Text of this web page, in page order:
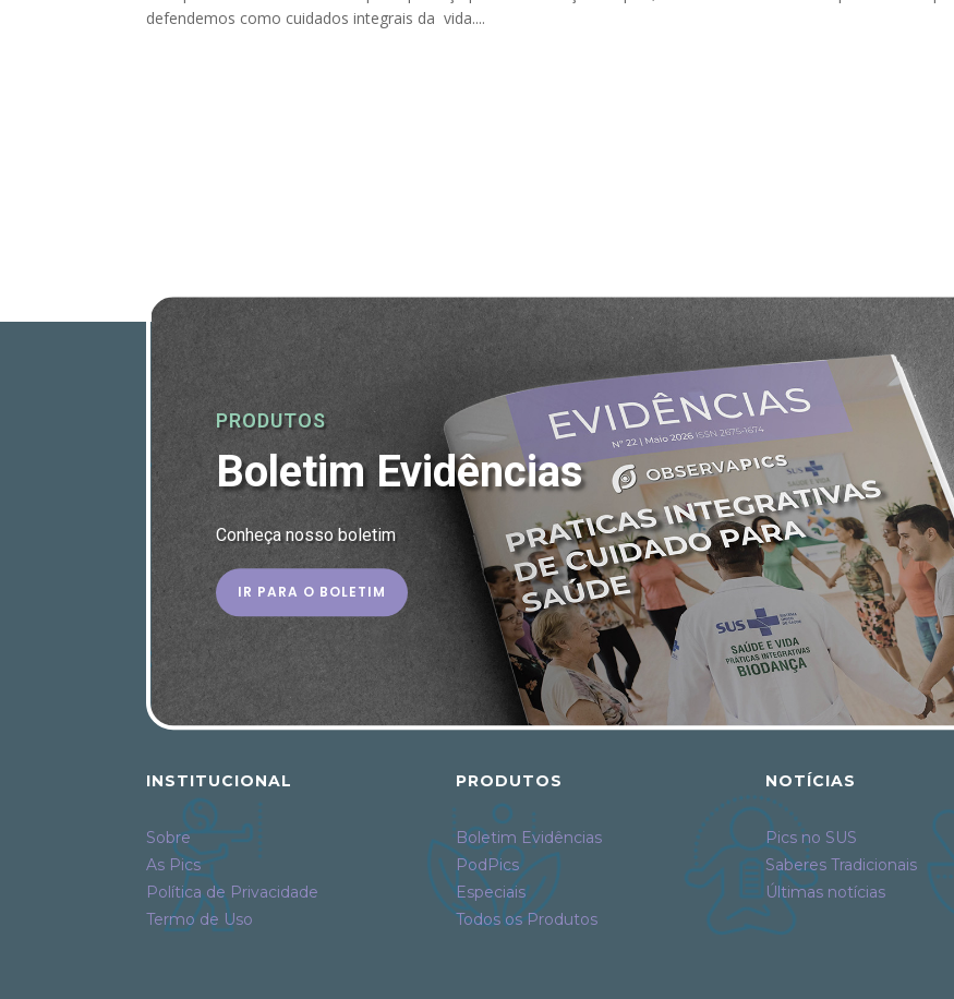
defendemos como cuidados integrais da vida....
PRODUTOS
Boletim Evidências
Conheça nosso boletim
IR PARA O BOLETIM
INSTITUCIONAL
Sobre
As Pics
Política de Privacidade
Termo de Uso
PRODUTOS
Boletim Evidências
PodPics
Especiais
Todos os Produtos
NOTÍCIAS
Pics no SUS
Saberes Tradicionais
Últimas notícias